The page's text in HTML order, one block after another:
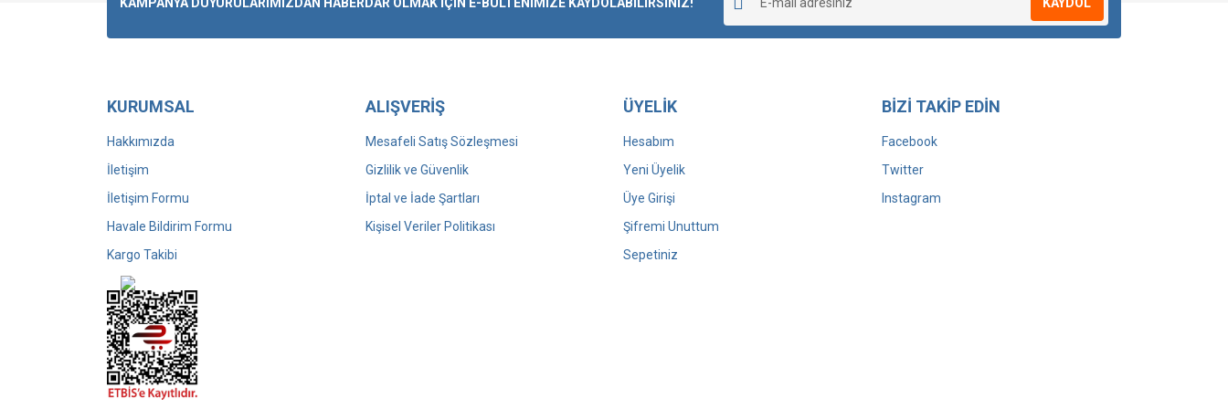
KURUMSAL
Hakkımızda
İletişim
İletişim Formu
Havale Bildirim Formu
Kargo Takibi
ALIŞVERİŞ
Mesafeli Satış Sözleşmesi
Gizlilik ve Güvenlik
İptal ve İade Şartları
Kişisel Veriler Politikası
ÜYELİK
Hesabım
Yeni Üyelik
Üye Girişi
Şifremi Unuttum
Sepetiniz
BİZİ TAKİP EDİN
Facebook
Twitter
Instagram